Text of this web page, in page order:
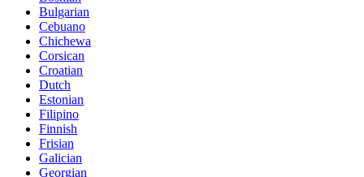
Bulgarian
Cebuano
Chichewa
Corsican
Croatian
Dutch
Estonian
Filipino
Finnish
Frisian
Galician
Georgian